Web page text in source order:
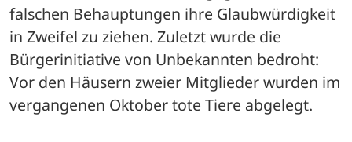
falschen Behauptungen ihre Glaubwürdigkeit
in Zweifel zu ziehen. Zuletzt wurde die
Bürgerinitiative von Unbekannten bedroht:
Vor den Häusern zweier Mitglieder wurden im
vergangenen Oktober tote Tiere abgelegt.